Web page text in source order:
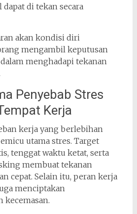
di tekan secara
akan kondisi diri
mengambil keputusan
menghadapi tekanan
Penyebab Stres
Kerja
kerja yang berlebihan
utama stres. Target
tenggat waktu ketat, serta
membuat tekanan
cepat. Selain itu, peran kerja
menciptakan
kecemasan.